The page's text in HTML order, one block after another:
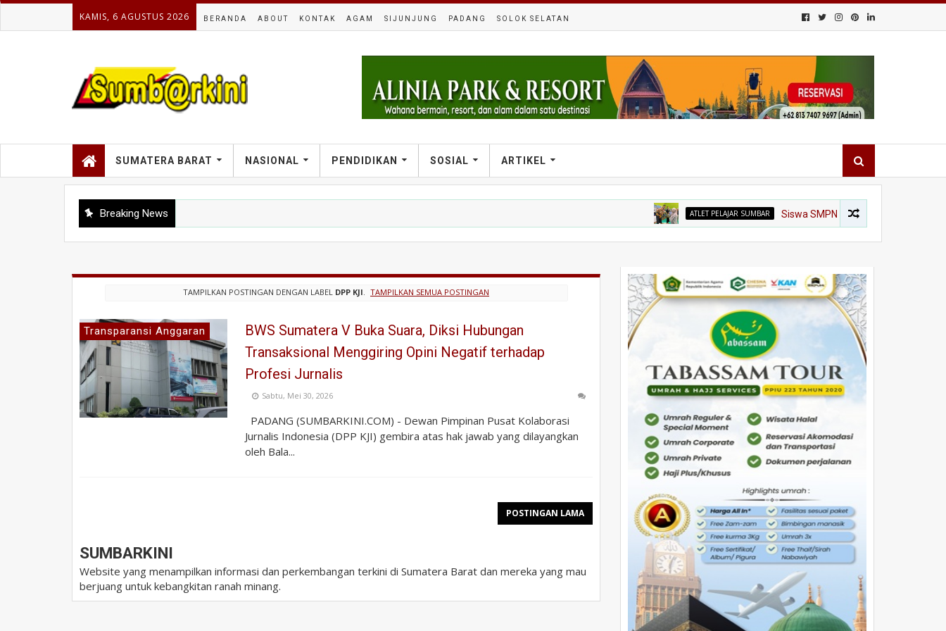
KAMIS, 6 AGUSTUS 2026 BERANDA ABOUT KONTAK AGAM SIJUNJUNG PADANG SOLOK SELATAN
SUMATERA BARAT NASIONAL PENDIDIKAN SOSIAL ARTIKEL
Breaking News ATLET PELAJAR SUMBAR Siswa SMPN 25 Padang Siap Harumkan
TAMPILKAN POSTINGAN DENGAN LABEL DPP KJI. TAMPILKAN SEMUA POSTINGAN
Transparansi Anggaran
BWS Sumatera V Buka Suara, Diksi Hubungan
Transaksional Menggiring Opini Negatif terhadap
Profesi Jurnalis
Sabtu, Mei 30, 2026
PADANG (SUMBARKINI.COM) - ​Dewan Pimpinan Pusat Kolaborasi
Jurnalis Indonesia (DPP KJI) gembira atas hak jawab yang dilayangkan
oleh Bala...
POSTINGAN LAMA
SUMBARKINI
Website yang menampilkan informasi dan perkembangan terkini di Sumatera Barat dan mereka yang mau
berjuang untuk kebangkitan ranah minang.